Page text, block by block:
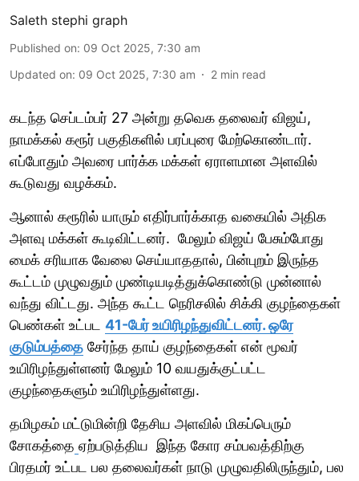
Saleth stephi graph
Published on: 09 Oct 2025, 7:30 am
Updated on: 09 Oct 2025, 7:30 am 2 min read
கடந்த செப்டம்பர் 27 அன்று தவெக தலைவர் விஜய்,
நாமக்கல் கரூர் பகுதிகளில் பரப்புரை மேற்கொண்டார்.
எப்போதும் அவரை பார்க்க மக்கள் ஏராளமான அளவில்
கூடுவது வழக்கம்.
ஆனால் கரூரில் யாரும் எதிர்பார்க்காத வகையில் அதிக
அளவு மக்கள் கூடிவிட்டனர். மேலும் விஜய் பேசும்போது
மைக் சரியாக வேலை செய்யாததால், பின்புறம் இருந்த
கூட்டம் முழுவதும் முண்டியடித்துக்கொண்டு முன்னால்
வந்து விட்டது. அந்த கூட்ட நெரிசலில் சிக்கி குழந்தைகள்
பெண்கள் உட்பட 41-பேர் உயிரிழந்துவிட்டனர். ஒரே
குடும்பத்தை சேர்ந்த தாய் குழந்தைகள் என் மூவர்
உயிரிழந்துள்ளனர் மேலும் 10 வயதுக்குட்பட்ட
குழந்தைகளும் உயிரிழந்துள்ளது.
தமிழகம் மட்டுமின்றி தேசிய அளவில் மிகப்பெரும்
சோகத்தை ஏற்படுத்திய இந்த கோர சம்பவத்திற்கு
பிரதமர் உட்பட பல தலைவர்கள் நாடு முழுவதிலிருந்தும், பல